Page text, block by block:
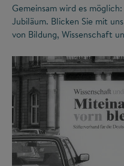
Gemeinsam wird es
Jubiläum. Blicken Sie mit
von Bildung, Wissenschaft